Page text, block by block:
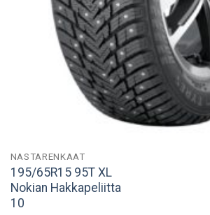
NASTARENKAAT
195/65R15 95T XL
Nokian Hakkapeliitta
10